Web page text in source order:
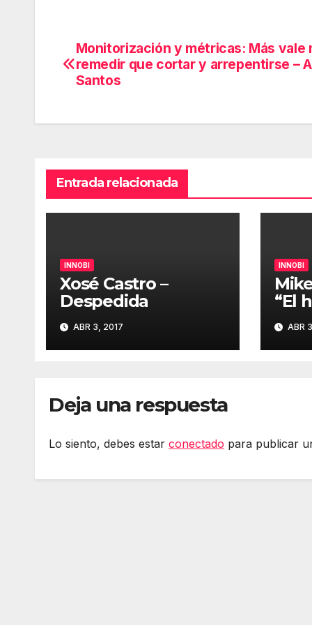
Navegación
de
Monitorización y métricas: Más vale
remedir que cortar y arrepentirse –
Santos
Entrada relacionada
INNOBI
Xosé Castro –
Despedida
ABR 3, 2017
INNOBI
“El
ABR
Deja una respuesta
Lo siento, debes estar conectado para publicar